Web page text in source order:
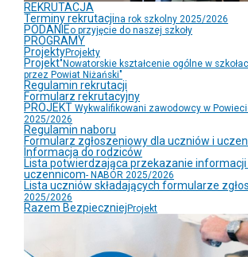
REKRUTACJA
Terminy rekrutacjina rok szkolny 2025/2026
PODANIEo przyjęcie do naszej szkoły
PROGRAMY
ProjektyProjekty
Projekt"Nowatorskie kształcenie ogólne w
przez Powiat Niżański"
Regulamin rekrutacji
Formularz rekrutacyjny
PROJEKT Wykwalifikowani zawodowcy w
2025/2026
Regulamin naboru
Formularz zgłoszeniowy dla uczniów i
Informacja do rodziców
Lista potwierdzająca przekazanie
uczennicom- NABÓR 2025/2026
Lista uczniów składających formularze
2025/2026
Razem Bezpieczniej Projekt